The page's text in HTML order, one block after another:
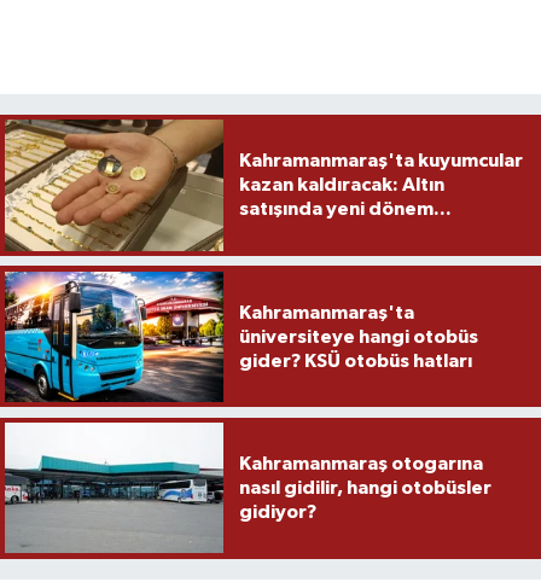
Kahramanmaraş'ta kuyumcular
kazan kaldıracak: Altın
satışında yeni dönem...
Kahramanmaraş'ta
üniversiteye hangi otobüs
gider? KSÜ otobüs hatları
Kahramanmaraş otogarına
nasıl gidilir, hangi otobüsler
gidiyor?